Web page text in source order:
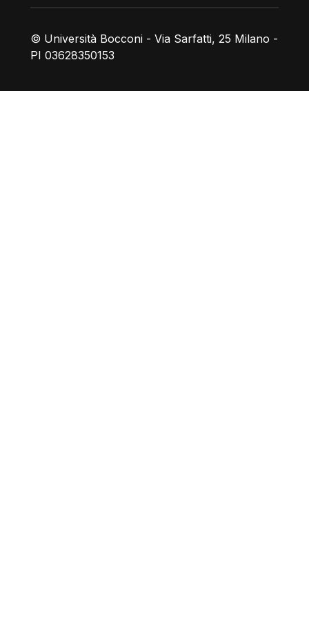
© Università Bocconi - Via Sarfatti, 25 Milano -
PI 03628350153